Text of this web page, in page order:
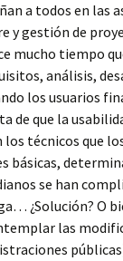
a todos en las
y gestión de
mucho tiempo
análisis,
los usuarios
de que la
técnicos que
básicas,
se han
¿Solución? O
las